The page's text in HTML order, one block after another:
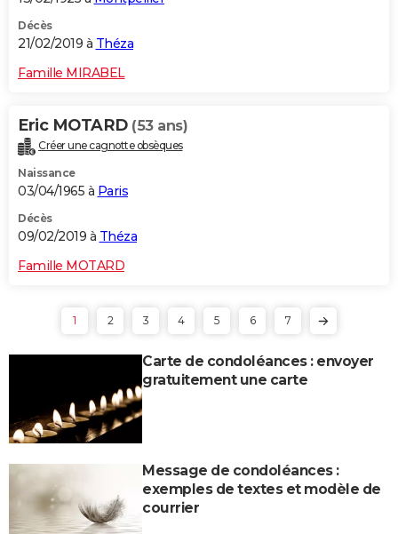
Décès
21/02/2019 à Théza
Famille MIRABEL
Eric MOTARD (53 ans)
Créer une cagnotte obsèques
Naissance
03/04/1965 à Paris
Décès
09/02/2019 à Théza
Famille MOTARD
1 2 3 4 5 6 7
Carte de condoléances : envoyer
gratuitement une carte
Message de condoléances :
exemples de textes et modèle de
courrier